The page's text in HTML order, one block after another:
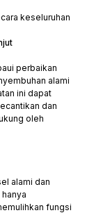
keseluruhan
perbaikan
alami
ini dapat
dan
oleh
alami dan
fungsi